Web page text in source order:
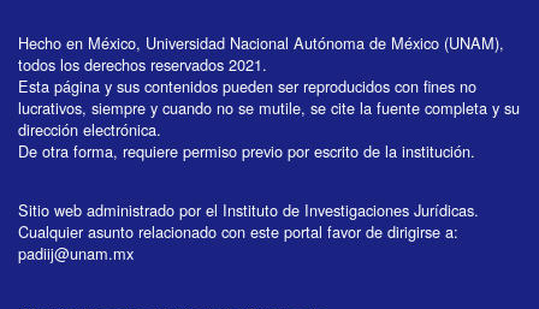
Hecho en México, Universidad Nacional Autónoma de México (UNAM),
todos los derechos reservados 2021.
Esta página y sus contenidos pueden ser reproducidos con fines no
lucrativos, siempre y cuando no se mutile, se cite la fuente completa y su
dirección electrónica.
De otra forma, requiere permiso previo por escrito de la institución.
Sitio web administrado por el Instituto de Investigaciones Jurídicas.
Cualquier asunto relacionado con este portal favor de dirigirse a:
padiij@unam.mx